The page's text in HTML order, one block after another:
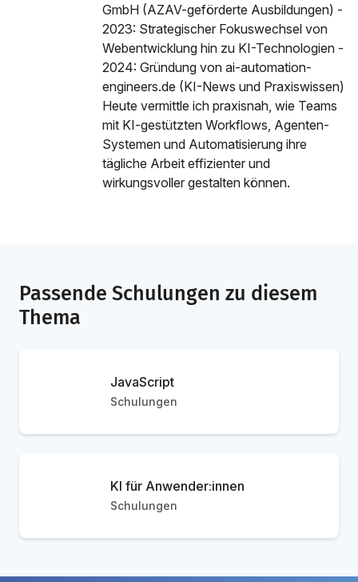
GmbH (AZAV-geförderte Ausbildungen) -
2023: Strategischer Fokuswechsel von
Webentwicklung hin zu KI-Technologien -
2024: Gründung von ai-automation-
engineers.de (KI-News und Praxiswissen)
Heute vermittle ich praxisnah, wie Teams
mit KI-gestützten Workflows, Agenten-
Systemen und Automatisierung ihre
tägliche Arbeit effizienter und
wirkungsvoller gestalten können.
Passende Schulungen zu diesem
Thema
JavaScript
Schulungen
KI für Anwender:innen
Schulungen